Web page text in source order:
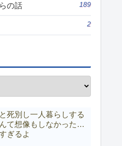
の話 189
2
死別し一人暮らしする
て想像もしなかった…
ぎるよ